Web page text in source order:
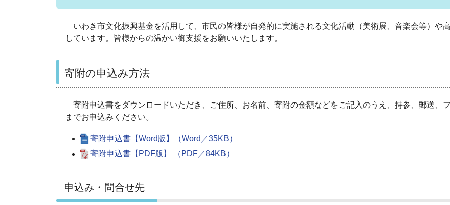
ご意見・ご質問 水道局 施設案内
いわき市文化振興基金を活用して、市民の皆様が自発的に実施される文化活動（美術展、音楽会等）や
しています。皆様からの温かい御支援をお願いいたします。
寄附の申込み方法
寄附申込書をダウンロードいただき、ご住所、お名前、寄附の金額などをご記入のうえ、持参、郵送、
までお申込みください。
寄附申込書【Word版】（Word／35KB）
寄附申込書【PDF版】 （PDF／84KB）
申込み・問合せ先